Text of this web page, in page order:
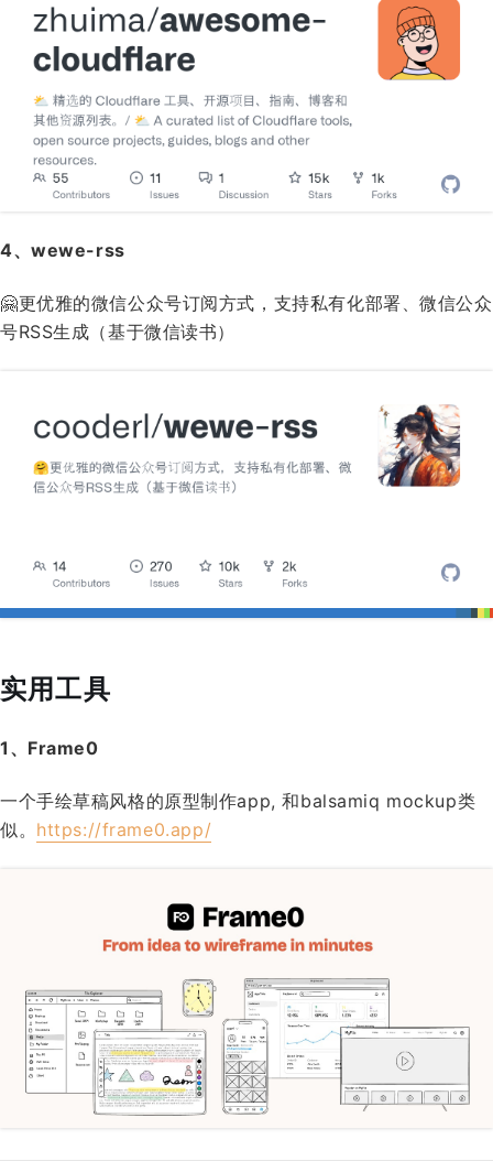
4、wewe-rss
🤗更优雅的微信公众号订阅方式，支持私有化部署、微信公众
号RSS生成（基于微信读书）
实用工具
1、Frame0
一个手绘草稿风格的原型制作app, 和balsamiq mockup类
似。 https://frame0.app/